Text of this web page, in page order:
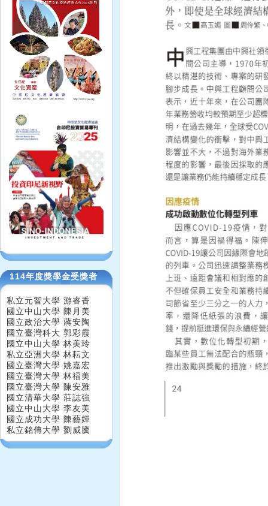
114年度獎學金受獎者
私立元智大學 游睿香
國立中山大學 陳月美
國立政治大學 蔣安陶
國立臺灣科大 郭彩霞
國立中山大學 林美玲
私立亞洲大學 林耘文
國立臺灣大學 姚嘉宏
國立臺灣大學 林福美
國立臺灣大學 陳安雅
國立清華大學 莊誌強
國立中山大學 李友美
國立成功大學 陳藝嬋
私立銘傳大學 劉威騰